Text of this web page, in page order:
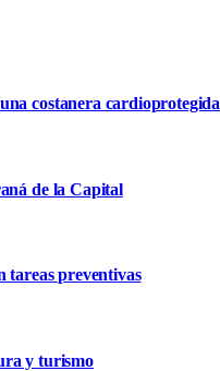
costanera cardioprotegida
de la Capital
tareas preventivas
y turismo